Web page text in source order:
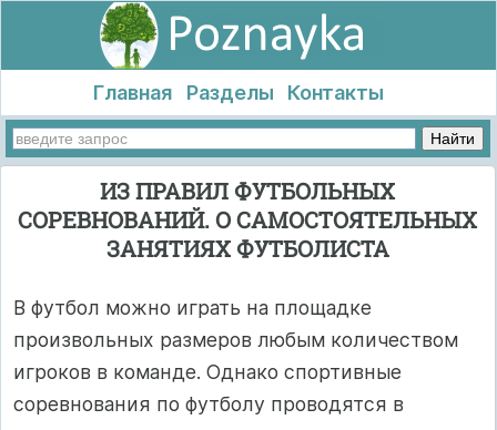
Главная Разделы Контакты
ИЗ ПРАВИЛ ФУТБОЛЬНЫХ
СОРЕВНОВАНИЙ. О САМОСТОЯТЕЛЬНЫХ
ЗАНЯТИЯХ ФУТБОЛИСТА
В футбол можно играть на площадке
произвольных размеров любым количеством
игроков в команде. Однако спортивные
соревнования по футболу проводятся в